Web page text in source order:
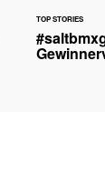
TOP STORIES